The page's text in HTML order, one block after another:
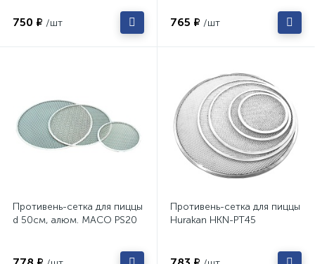
пластиковая)
750 ₽ /шт 765 ₽ /шт
Противень-сетка для пиццы
d 50см, алюм. MACO PS20
Противень-сетка для пиццы
Hurakan HKN-PT45